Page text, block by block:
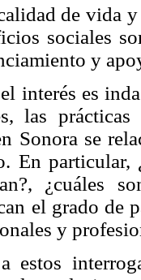
de vida
sociales
y
interés es
las
Sonora se
En
¿cuáles
el grado de
y
estos